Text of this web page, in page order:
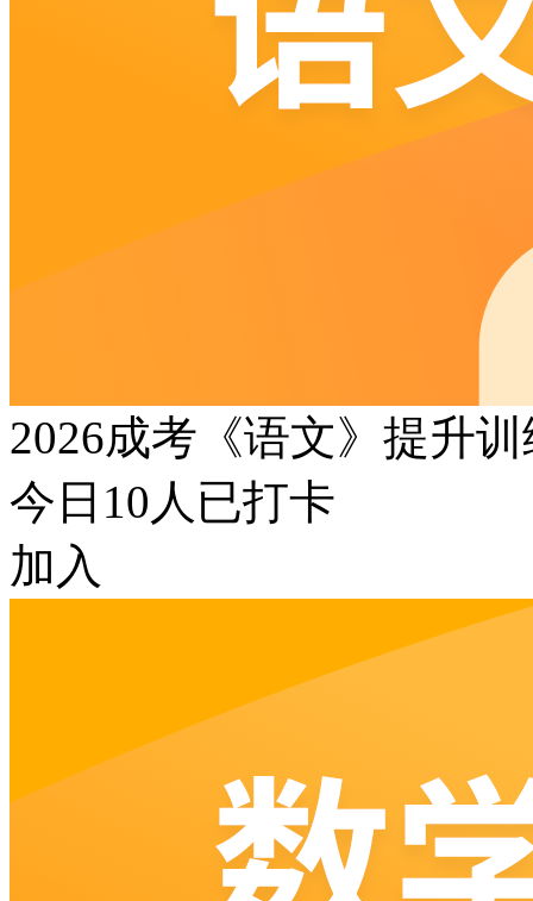
2026成考《语文》提升
今日 10 人已打卡
加入